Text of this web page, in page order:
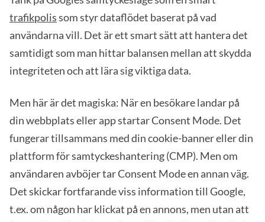
trafikpolissom styr dataflödet baserat på vad
användarna vill. Det är ett smart sätt att hantera det
samtidigt som man hittar balansen mellan att skydda
integriteten och att lära sig viktiga data.
Men här är det magiska: När en besökare landar på
din webbplats eller app startar Consent Mode. Det
fungerar tillsammans med din cookie-banner eller din
plattform för samtyckeshantering (CMP). Men om
användaren avböjer tar Consent Mode en annan väg.
Det skickar fortfarande viss information till Google,
t.ex. om någon har klickat på en annons, men utan att